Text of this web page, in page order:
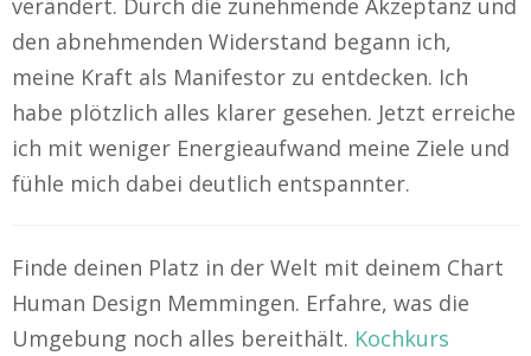
verändert. Durch die zunehmende Akzeptanz und
den abnehmenden Widerstand begann ich,
meine Kraft als Manifestor zu entdecken. Ich
habe plötzlich alles klarer gesehen. Jetzt erreiche
ich mit weniger Energieaufwand meine Ziele und
fühle mich dabei deutlich entspannter.
Finde deinen Platz in der Welt mit deinem Chart
Human Design Memmingen. Erfahre, was die
Umgebung noch alles bereithält. Kochkurs